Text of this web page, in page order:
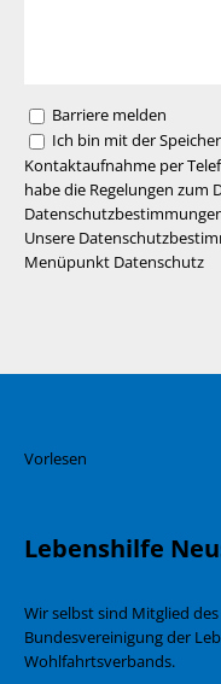
Barriere melden
Ich bin mit der
Kontaktaufnahme per
habe die Regelungen zum
Unsere
Menüpunkt Datenschutz
Vorlesen
Lebenshilfe
Wir selbst sind Mitglied
Bundesvereinigung der
Wohlfahrtsverbands.